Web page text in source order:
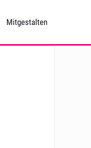
Mitgestalten